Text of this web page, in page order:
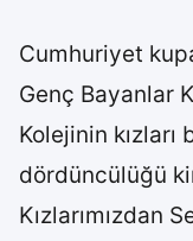
Cumhuriyet
Genç Bayanlar
Kolejinin
dördüncülüğü
Kızlarımızdan